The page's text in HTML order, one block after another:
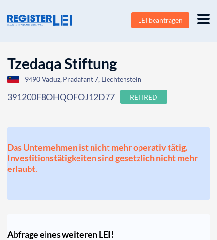
LEI beantragen
Tzedaqa Stiftung
9490 Vaduz, Pradafant 7, Liechtenstein
391200F8OHQOFOJ12D77 RETIRED
Das Unternehmen ist nicht mehr operativ tätig.
Investitionstätigkeiten sind gesetzlich nicht mehr
erlaubt.
Abfrage eines weiteren LEI!